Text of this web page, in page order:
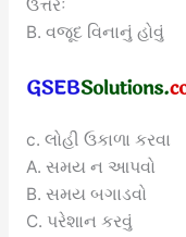
ઉત્તરઃ
B. વજૂદ વિનાનું હોવું
c. લોહી ઉકાળા કરવા
A. સમય ન આપવો
B. સમય બગાડવો
C. પરેશાન કરવું